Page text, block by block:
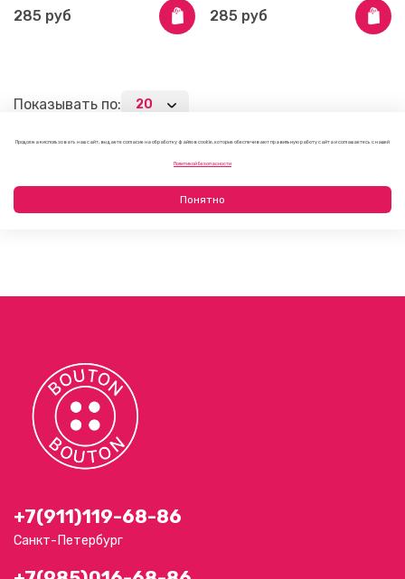
285 руб
285 руб
Показывать по:
+7(911)119-68-86
Санкт-Петербург
Продолжая использовать наш сайт, вы даете согласие на обработку файлов cookie, которые обеспечивают правильную работу сайта и соглашаетесь с нашей
Политикой безопасности
Понятно